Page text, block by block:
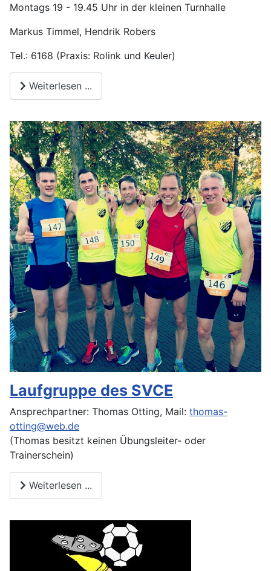
Montags 19 - 19.45 Uhr in der kleinen Turnhalle
Markus Timmel, Hendrik Robers
Tel.: 6168 (Praxis: Rolink und Keuler)
Weiterlesen ...
Laufgruppe des SVCE
Ansprechpartner: Thomas Otting, Mail: thomas-
otting@web.de
(Thomas besitzt keinen Übungsleiter- oder
Trainerschein)
Weiterlesen ...